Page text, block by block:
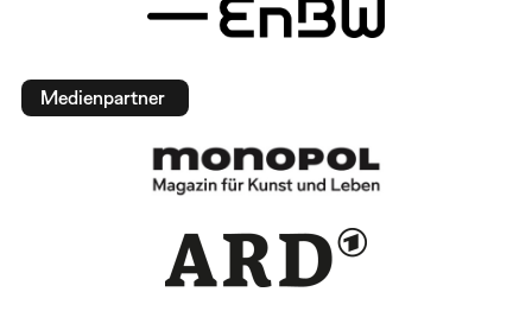
Medienpartner